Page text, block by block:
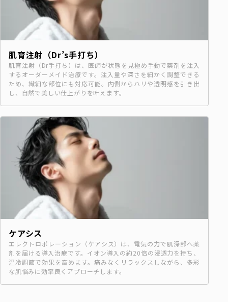
肌育注射（Dr’s手打ち）
肌育注射（Dr手打ち）は、医師が状態を見極め手動で薬剤を注入
するオーダーメイド治療です。注入量や深さを細かく調整できる
ため、繊細な部位にも対応可能。内側からハリや透明感を引き出
し、自然で美しい仕上がりを叶えます。
ケアシス
エレクトロポレーション（ケアシス）は、電気の力で肌深部へ薬
剤を届ける導入治療です。イオン導入の約20倍の浸透力を持ち、
温冷調節で効果を高めます。痛みなくリラックスしながら、多彩
な肌悩みに効率良くアプローチします。